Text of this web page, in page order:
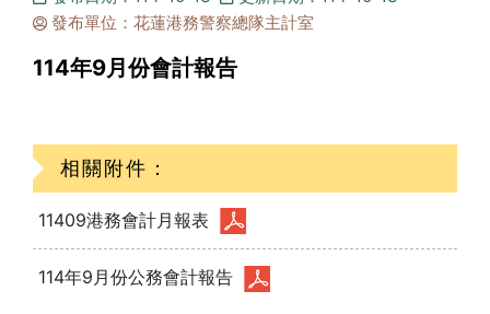
發布單位：花蓮港務警察總隊主計室
114年9月份會計報告
相關附件：
11409港務會計月報表
114年9月份公務會計報告